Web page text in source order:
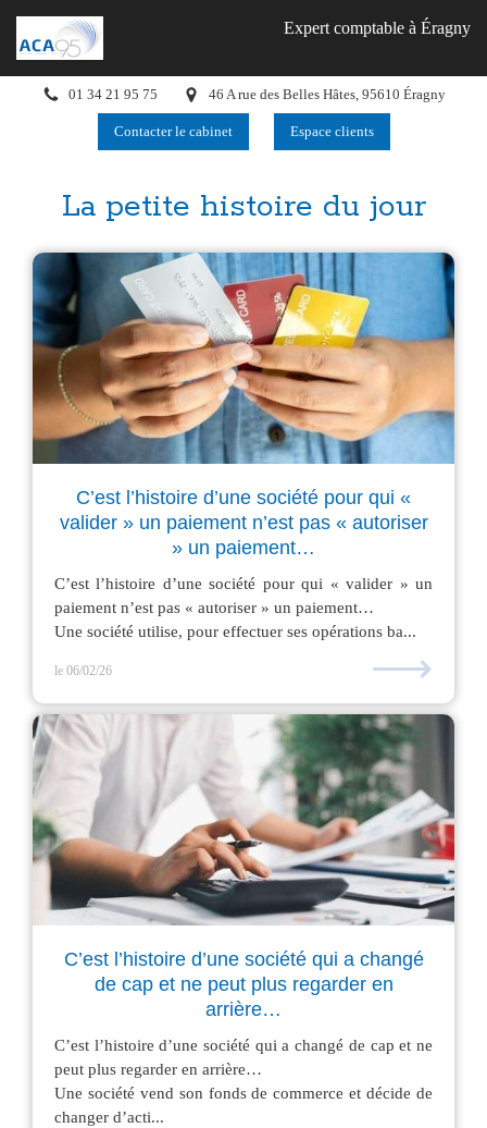
01 34 21 95 75 46 A rue des Belles Hâtes, 95610 Éragny
Contacter le cabinet Espace clients
Expert comptable à Éragny
La petite histoire du jour
C’est l’histoire d’une société pour qui «
valider » un paiement n’est pas « autoriser
» un paiement…
C’est l’histoire d’une société pour qui « valider » un
paiement n’est pas « autoriser » un paiement…
Une société utilise, pour effectuer ses opérations ba...
le 06/02/26 ⟶
C’est l’histoire d’une société qui a changé
de cap et ne peut plus regarder en
arrière…
C’est l’histoire d’une société qui a changé de cap et ne
peut plus regarder en arrière…
Une société vend son fonds de commerce et décide de
changer d’acti...